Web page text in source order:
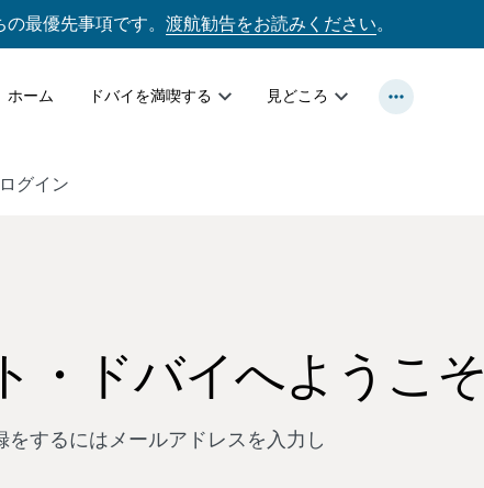
最優先事項です。 渡航勧告をお読みください。
ホーム ドバイを満喫する 見どころ
ログイン
・ドバイへようこそ
をするにはメールアドレスを入力し